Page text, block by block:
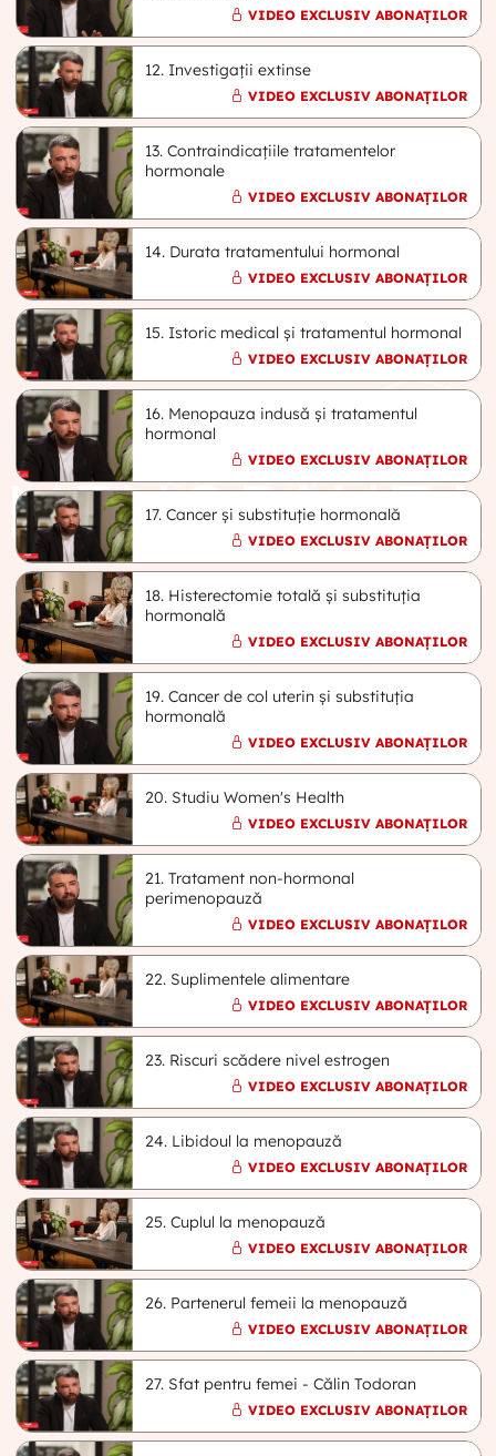
VIDEO EXCLUSIV ABONAȚILOR
12. Investigații extinse
VIDEO EXCLUSIV ABONAȚILOR
13. Contraindicațiile tratamentelor
hormonale
VIDEO EXCLUSIV ABONAȚILOR
14. Durata tratamentului hormonal
VIDEO EXCLUSIV ABONAȚILOR
15. Istoric medical și tratamentul hormonal
VIDEO EXCLUSIV ABONAȚILOR
16. Menopauza indusă și tratamentul
hormonal
VIDEO EXCLUSIV ABONAȚILOR
17. Cancer și substituție hormonală
VIDEO EXCLUSIV ABONAȚILOR
18. Histerectomie totală și substituția
hormonală
VIDEO EXCLUSIV ABONAȚILOR
19. Cancer de col uterin și substituția
hormonală
VIDEO EXCLUSIV ABONAȚILOR
20. Studiu Women's Health
VIDEO EXCLUSIV ABONAȚILOR
21. Tratament non-hormonal
perimenopauză
VIDEO EXCLUSIV ABONAȚILOR
22. Suplimentele alimentare
VIDEO EXCLUSIV ABONAȚILOR
23. Riscuri scădere nivel estrogen
VIDEO EXCLUSIV ABONAȚILOR
24. Libidoul la menopauză
VIDEO EXCLUSIV ABONAȚILOR
25. Cuplul la menopauză
VIDEO EXCLUSIV ABONAȚILOR
26. Partenerul femeii la menopauză
VIDEO EXCLUSIV ABONAȚILOR
27. Sfat pentru femei - Călin Todoran
VIDEO EXCLUSIV ABONAȚILOR